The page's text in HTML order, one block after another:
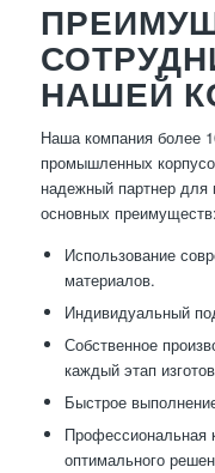
НАШЕЙ
Наша компания более
промышленных
надежный партнер
основных преимуществ:
Использование
материалов.
Индивидуальный
Собственное
каждый этап
Быстрое
Профессиональная
оптимального